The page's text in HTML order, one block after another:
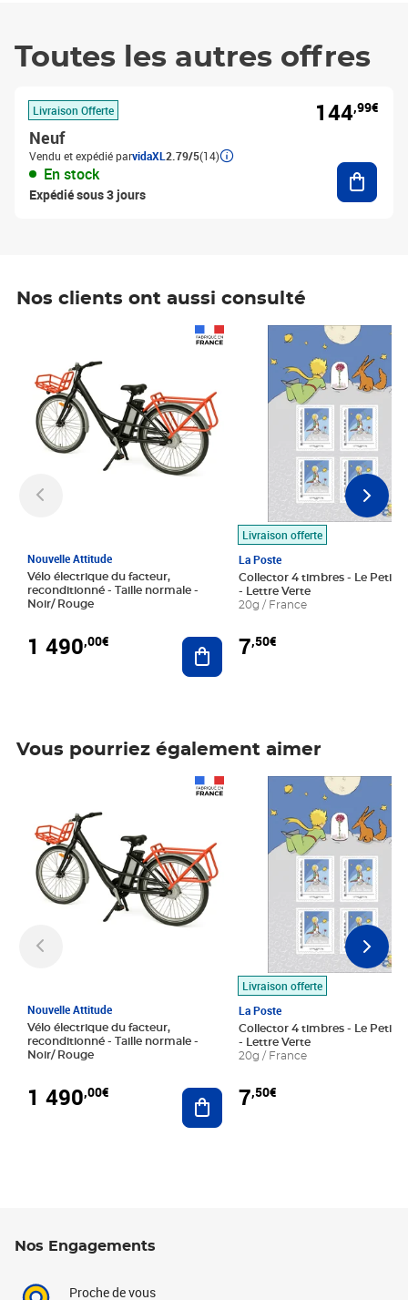
Toutes les autres offres
Livraison Offerte
Neuf
Vendu et expédié parvidaXL 2.79/5(14)
En stock
Expédié sous 3 jours
144,99€
Nos clients ont aussi consulté
Nouvelle Attitude
Vélo électrique du facteur,
reconditionné - Taille normale -
Noir/ Rouge
1 490,00€ Ajouter au panier
Livraison offerte
La Poste
Collector 4 timbres - Le Petit
- Lettre Verte
20g / France
7,50€
Prix 7,50€
Vous pourriez également aimer
Nouvelle Attitude
Vélo électrique du facteur,
reconditionné - Taille normale -
Noir/ Rouge
1 490,00€ Ajouter au panier
Livraison offerte
La Poste
Collector 4 timbres - Le Petit
- Lettre Verte
20g / France
7,50€
Prix 7,50€
Nos Engagements
Proche de vous